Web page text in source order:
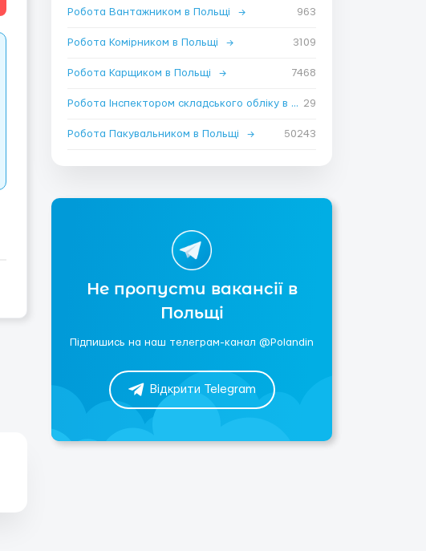
Робота Вантажником в Польщі → 963
Робота Комірником в Польщі → 3109
Робота Карщиком в Польщі → 7468
Робота Інспектором складського обліку в Польщі 29
Робота Пакувальником в Польщі → 50243
Не пропусти вакансії в
Польщі
Підпишись на наш телеграм-канал @Polandin
Відкрити Telegram